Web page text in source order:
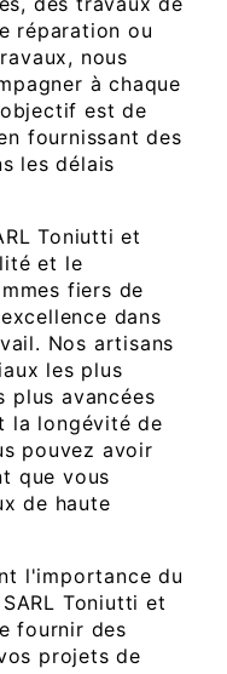
réparation ou
nous
à chaque
est de
fournissant des
les délais
Toniutti et
et le
fiers de
dans
Nos artisans
les plus
plus avancées
la longévité de
pouvez avoir
que vous
de haute
l'importance du
Toniutti et
fournir des
projets de